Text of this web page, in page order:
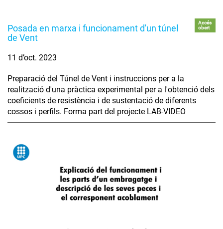
Posada en marxa i funcionament d'un túnel
de Vent
Accés
obert
11 d’oct. 2023
Preparació del Túnel de Vent i instruccions per a la
realització d'una pràctica experimental per a l'obtenció dels
coeficients de resistència i de sustentació de diferents
cossos i perfils. Forma part del projecte LAB-VIDEO